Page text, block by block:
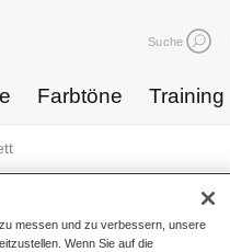
Suche
Farbtöne Training
messen und zu verbessern, unsere
Wenn Sie auf die